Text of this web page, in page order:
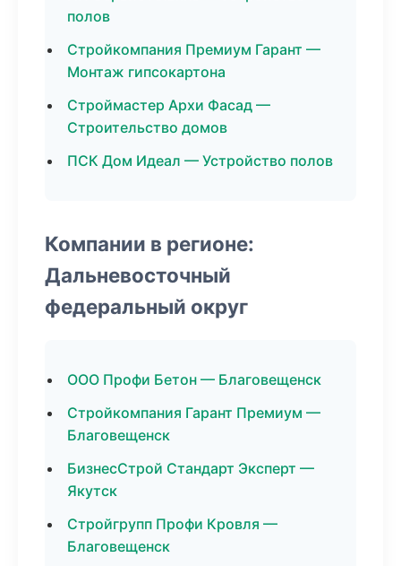
полов
Стройкомпания Премиум Гарант —
Монтаж гипсокартона
Строймастер Архи Фасад —
Строительство домов
ПСК Дом Идеал — Устройство полов
Компании в регионе:
Дальневосточный
федеральный округ
ООО Профи Бетон — Благовещенск
Стройкомпания Гарант Премиум —
Благовещенск
БизнесСтрой Стандарт Эксперт —
Якутск
Стройгрупп Профи Кровля —
Благовещенск